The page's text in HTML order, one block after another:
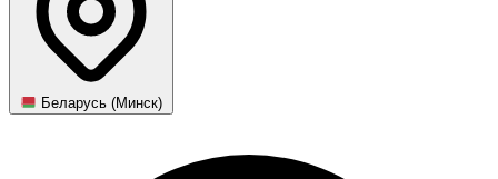
Беларусь (Минск)